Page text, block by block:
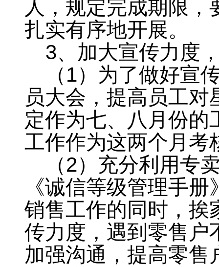
人 ， 规定完成期限，
扎实有序地开展。
3、加大宣传力度
（1）为了做好宣
员大会，提高员工
定作为七、八月份的
工作作为这两个月考
（2）充分利用专
《诚信等级管理手
销售工作的同时，挨
传力度，遇到零售户
加强沟通 ， 提高零售